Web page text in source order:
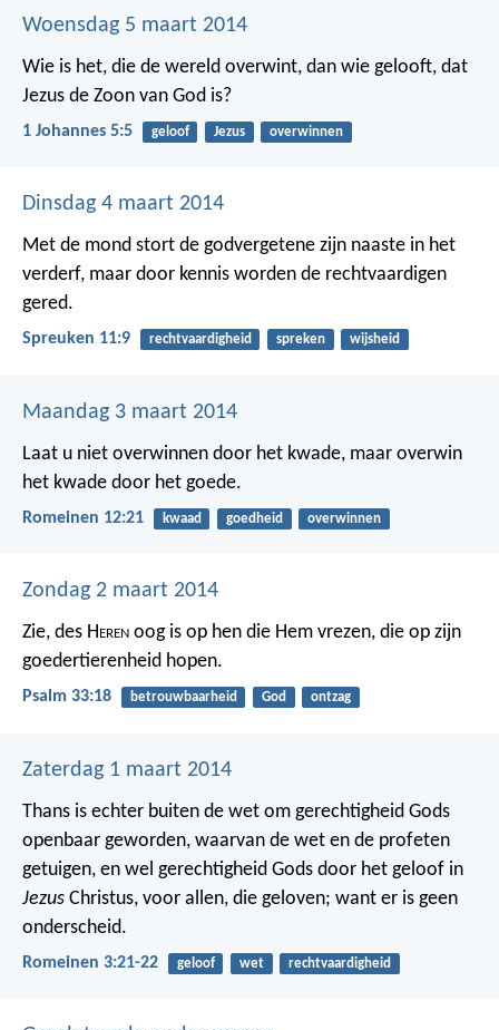
Woensdag 5 maart 2014
Wie is het, die de wereld overwint, dan wie gelooft, dat
Jezus de Zoon van God is?
1 Johannes 5:5 geloof Jezus overwinnen
Dinsdag 4 maart 2014
Met de mond stort de godvergetene zijn naaste in het
verderf, maar door kennis worden de rechtvaardigen
gered.
Spreuken 11:9 rechtvaardigheid spreken wijsheid
Maandag 3 maart 2014
Laat u niet overwinnen door het kwade, maar overwin
het kwade door het goede.
Romeinen 12:21 kwaad goedheid overwinnen
Zondag 2 maart 2014
Zie, des Heren oog is op hen die Hem vrezen, die op zijn
goedertierenheid hopen.
Psalm 33:18 betrouwbaarheid God ontzag
Zaterdag 1 maart 2014
Thans is echter buiten de wet om gerechtigheid Gods
openbaar geworden, waarvan de wet en de profeten
getuigen, en wel gerechtigheid Gods door het geloof in
Jezus Christus, voor allen, die geloven; want er is geen
onderscheid.
Romeinen 3:21-22 geloof wet rechtvaardigheid